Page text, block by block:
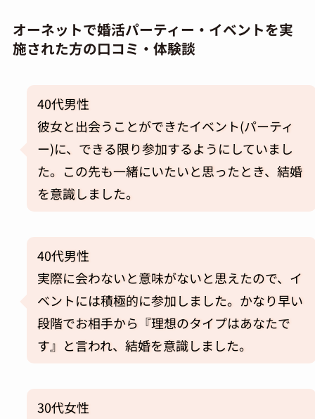
オーネットで婚活パーティー・イベントを実
施された方の口コミ・体験談
40代男性
彼女と出会うことができたイベント(パーティ
ー)に、できる限り参加するようにしていまし
た。この先も一緒にいたいと思ったとき、結婚
を意識しました。
40代男性
実際に会わないと意味がないと思えたので、イ
ベントには積極的に参加しました。かなり早い
段階でお相手から『理想のタイプはあなたで
す』と言われ、結婚を意識しました。
30代女性